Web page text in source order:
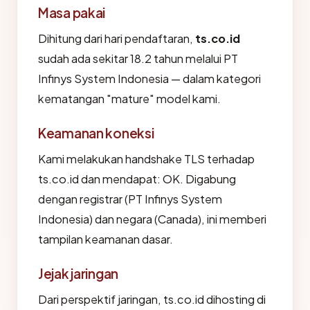
Masa pakai
Dihitung dari hari pendaftaran, ts.co.id
sudah ada sekitar 18.2 tahun melalui PT
Infinys System Indonesia — dalam kategori
kematangan "mature" model kami.
Keamanan koneksi
Kami melakukan handshake TLS terhadap
ts.co.id dan mendapat: OK. Digabung
dengan registrar (PT Infinys System
Indonesia) dan negara (Canada), ini memberi
tampilan keamanan dasar.
Jejak jaringan
Dari perspektif jaringan, ts.co.id dihosting di